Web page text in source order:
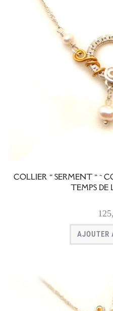
COLLIER « SERMENT » ~
TEMPS DE
AJOUTER